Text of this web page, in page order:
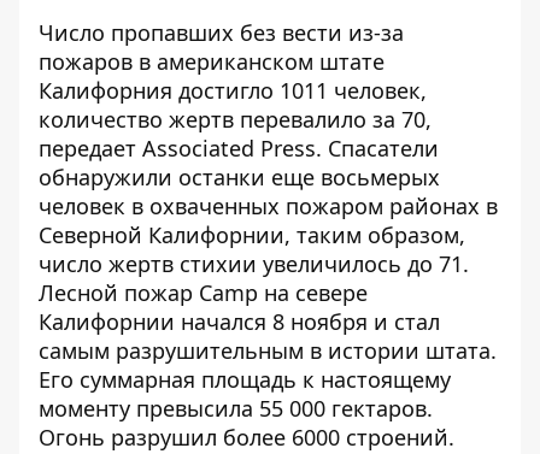
Число пропавших без вести из-за
пожаров в американском штате
Калифорния достигло 1011 человек,
количество жертв перевалило за 70,
передает Associated Press. Спасатели
обнаружили останки еще восьмерых
человек в охваченных пожаром районах в
Северной Калифорнии, таким образом,
число жертв стихии увеличилось до 71.
Лесной пожар Camp на севере
Калифорнии начался 8 ноября и стал
самым разрушительным в истории штата.
Его суммарная площадь к настоящему
моменту превысила 55 000 гектаров.
Огонь разрушил более 6000 строений.